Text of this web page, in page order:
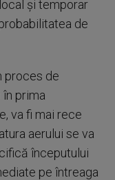
şi temporar
de
proces de
prima
va fi mai rece
aerului se va
începutului
pe întreaga